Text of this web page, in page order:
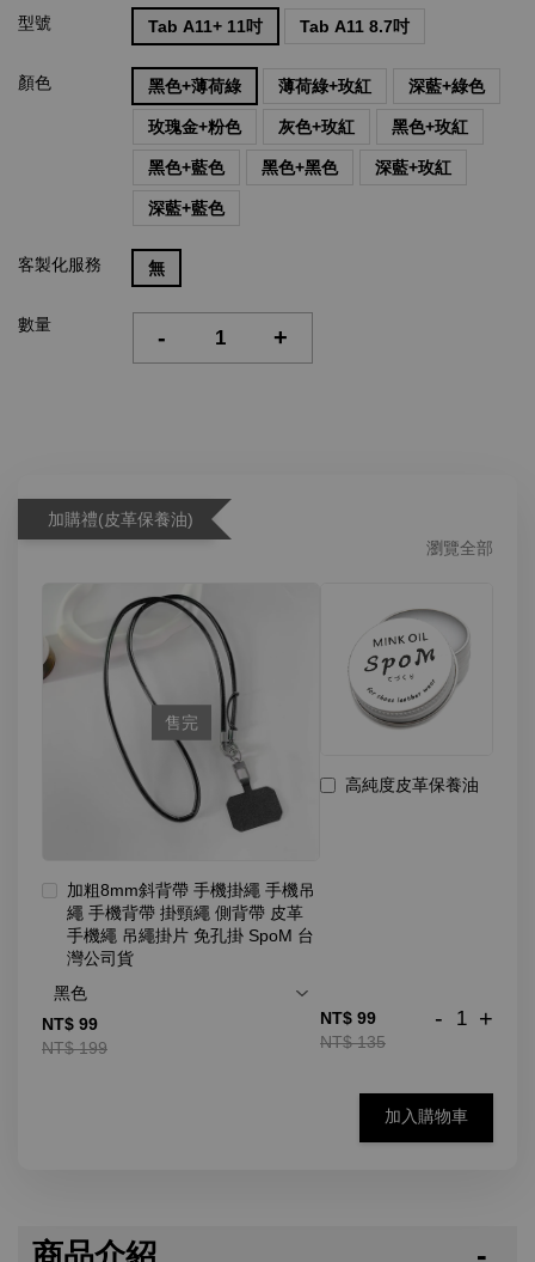
型號 Tab A11+ 11吋 Tab A11 8.7吋
顏色 黑色+薄荷綠 薄荷綠+玫紅 深藍+綠色
玫瑰金+粉色 灰色+玫紅 黑色+玫紅
黑色+藍色 黑色+黑色 深藍+玫紅
深藍+藍色
客製化服務 無
數量 - +
加購禮(皮革保養油)
瀏覽全部
售完
加粗8mm斜背帶 手機掛繩 手機吊
繩 手機背帶 掛頸繩 側背帶 皮革
手機繩 吊繩掛片 免孔掛 SpoM 台
灣公司貨
NT$ 99
NT$ 199
高純度皮革保養油
NT$ 99
NT$ 135
- +
加入購物車
商品介紹